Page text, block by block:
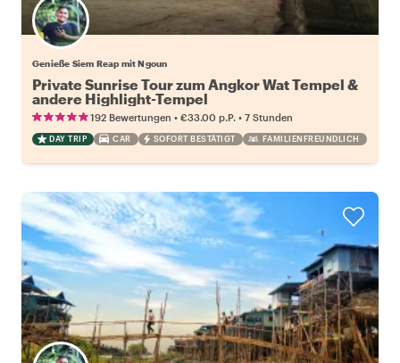
Genieße Siem Reap mit Ngoun
Private Sunrise Tour zum Angkor Wat Tempel &
andere Highlight-Tempel
192 Bewertungen • €33.00 p.P. • 7 Stunden
DAY TRIP CAR SOFORT BESTÄTIGT FAMILIENFREUNDLICH